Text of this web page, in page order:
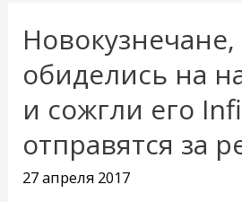
обиделись на
и сожгли его
отправятся за
27 апреля 2017
Новокузнечане,
которые
обиделись
на
начальника
сожгли